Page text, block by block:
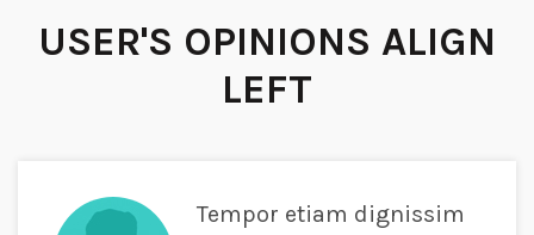
USER'S OPINIONS ALIGN
LEFT
Tempor etiam dignissim